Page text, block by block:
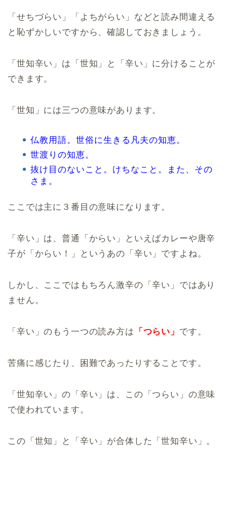
「せちづらい」「よちがらい」などと読み間違える
と恥ずかしいですから、確認しておきましょう。
「世知辛い」は「世知」と「辛い」に分けることが
できます。
「世知」には三つの意味があります。
仏教用語。世俗に生きる凡夫の知恵。
世渡りの知恵。
抜け目のないこと。けちなこと。また、その
さま。
ここでは主に３番目の意味になります。
「辛い」は、普通「からい」といえばカレーや唐辛
子が「からい！」というあの「辛い」ですよね。
しかし、ここではもちろん激辛の「辛い」ではあり
ません。
「辛い」のもう一つの読み方は 「つらい」 です。
苦痛に感じたり、困難であったりすることです。
「世知辛い」の「辛い」は、この「つらい」の意味
で使われています。
この「世知」と「辛い」が合体した「世知辛い」。